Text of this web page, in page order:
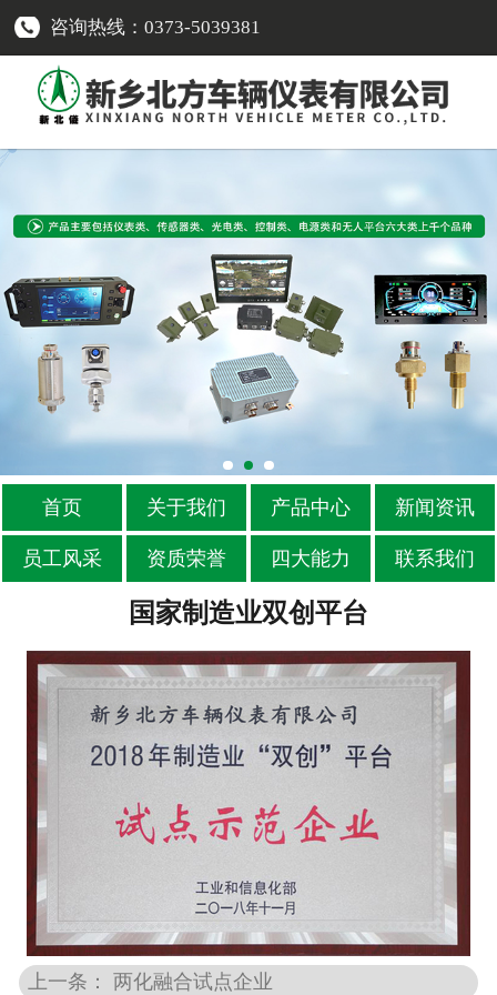
咨询热线：0373-5039381
首页 关于我们 产品中心 新闻资讯
员工风采 资质荣誉 四大能力 联系我们
国家制造业双创平台
上一条： 两化融合试点企业